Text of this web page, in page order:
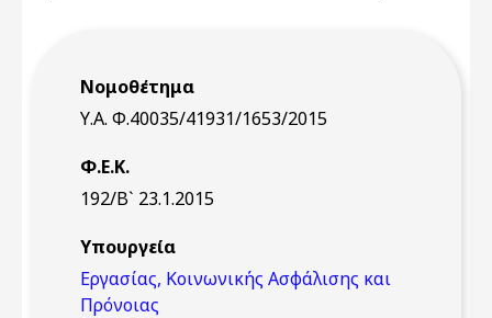
Νομοθέτημα
Υ.Α. Φ.40035/41931/1653/2015
Φ.Ε.Κ.
192/Β` 23.1.2015
Υπουργεία
Εργασίας, Κοινωνικής Ασφάλισης και
Πρόνοιας